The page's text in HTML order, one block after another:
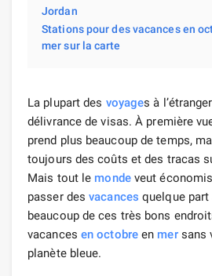
Jordan
Stations pour des vacances en
mer sur la carte
La plupart des voyages à
délivrance de visas. À première
prend plus beaucoup de temps,
toujours des coûts et des tracas
Mais tout le mondeveut
passer desvacances quelque part
beaucoup de ces très bons
vacances en octobreen mersans
planète bleue.